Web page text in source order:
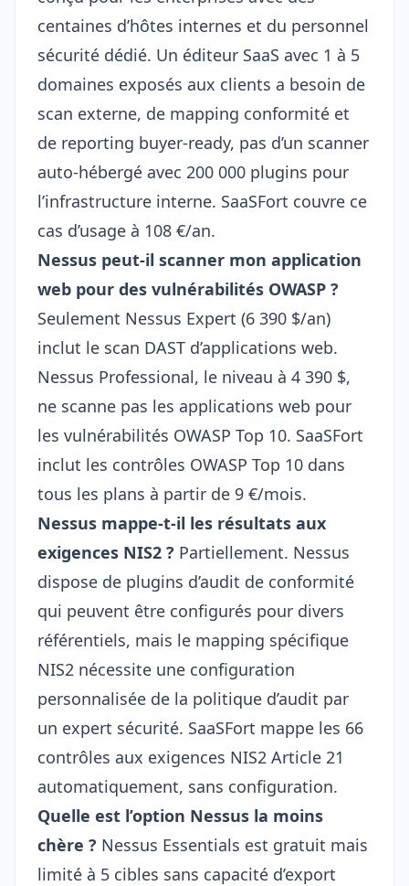
centaines d’hôtes internes et du personnel
sécurité dédié. Un éditeur SaaS avec 1 à 5
domaines exposés aux clients a besoin de
scan externe, de mapping conformité et
de reporting buyer-ready, pas d’un scanner
auto-hébergé avec 200 000 plugins pour
l’infrastructure interne. SaaSFort couvre ce
cas d’usage à 108 €/an.
Nessus peut-il scanner mon application
web pour des vulnérabilités OWASP ?
Seulement Nessus Expert (6 390 $/an)
inclut le scan DAST d’applications web.
Nessus Professional, le niveau à 4 390 $,
ne scanne pas les applications web pour
les vulnérabilités OWASP Top 10. SaaSFort
inclut les contrôles OWASP Top 10 dans
tous les plans à partir de 9 €/mois.
Nessus mappe-t-il les résultats aux
exigences NIS2 ? Partiellement. Nessus
dispose de plugins d’audit de conformité
qui peuvent être configurés pour divers
référentiels, mais le mapping spécifique
NIS2 nécessite une configuration
personnalisée de la politique d’audit par
un expert sécurité. SaaSFort mappe les 66
contrôles aux exigences NIS2 Article 21
automatiquement, sans configuration.
Quelle est l’option Nessus la moins
chère ? Nessus Essentials est gratuit mais
limité à 5 cibles sans capacité d’export